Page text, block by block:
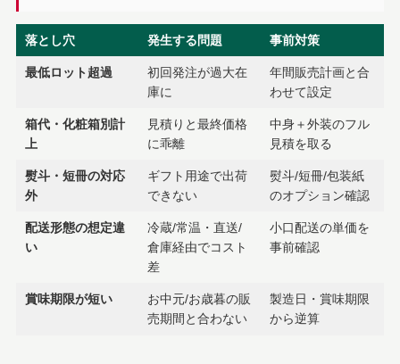
落とし穴 発生する問題 事前対策
最低ロット超過
初回発注が過大在
庫に
年間販売計画と合
わせて設定
箱代・化粧箱別計
上
見積りと最終価格
に乖離
中身＋外装のフル
見積を取る
熨斗・短冊の対応
外
ギフト用途で出荷
できない
熨斗/短冊/包装紙
のオプション確認
配送形態の想定違
い
冷蔵/常温・直送/
倉庫経由でコスト
差
小口配送の単価を
事前確認
賞味期限が短い
お中元/お歳暮の販
売期間と合わない
製造日・賞味期限
から逆算